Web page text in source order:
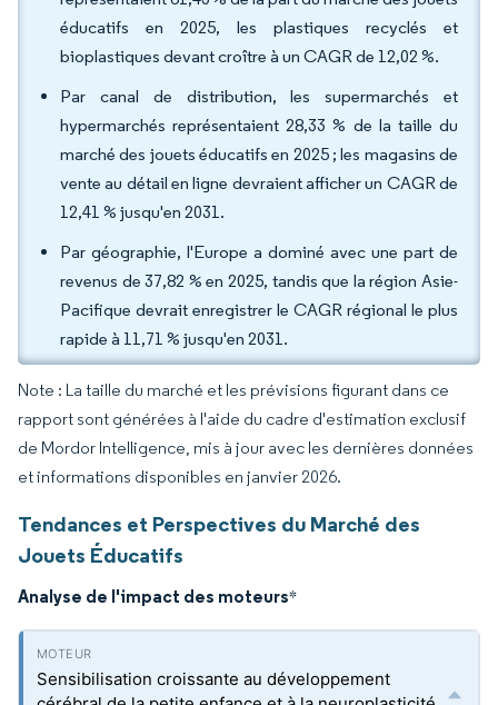
éducatifs en 2025, les plastiques recyclés et
bioplastiques devant croître à un CAGR de 12,02 %.
Par canal de distribution, les supermarchés et
hypermarchés représentaient 28,33 % de la taille du
marché des jouets éducatifs en 2025 ; les magasins de
vente au détail en ligne devraient afficher un CAGR de
12,41 % jusqu'en 2031.
Par géographie, l'Europe a dominé avec une part de
revenus de 37,82 % en 2025, tandis que la région Asie-
Pacifique devrait enregistrer le CAGR régional le plus
rapide à 11,71 % jusqu'en 2031.
Note : La taille du marché et les prévisions figurant dans ce
rapport sont générées à l'aide du cadre d'estimation exclusif
de Mordor Intelligence, mis à jour avec les dernières données
et informations disponibles en janvier 2026.
Tendances et Perspectives du Marché des
Jouets Éducatifs
Analyse de l'impact des moteurs*
Sensibilisation croissante au développement